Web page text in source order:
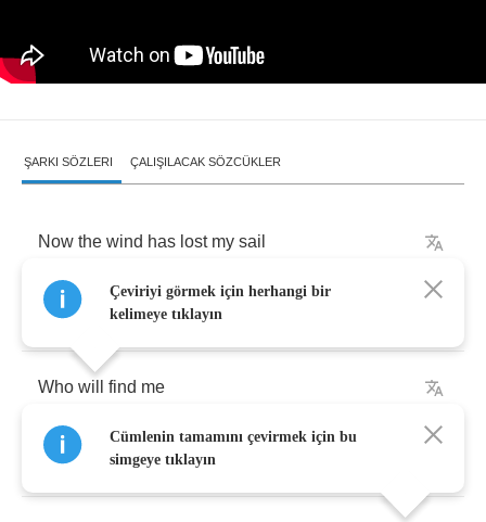
ŞARKI SÖZLERI ÇALIŞILACAK SÖZCÜKLER
Now the wind has lost my sail
Now the scent has left my
Who will find me
Take care and side with
Çeviriyi görmek için herhangi bir
kelimeye tıklayın
Cümlenin tamamını çevirmek için bu
simgeye tıklayın